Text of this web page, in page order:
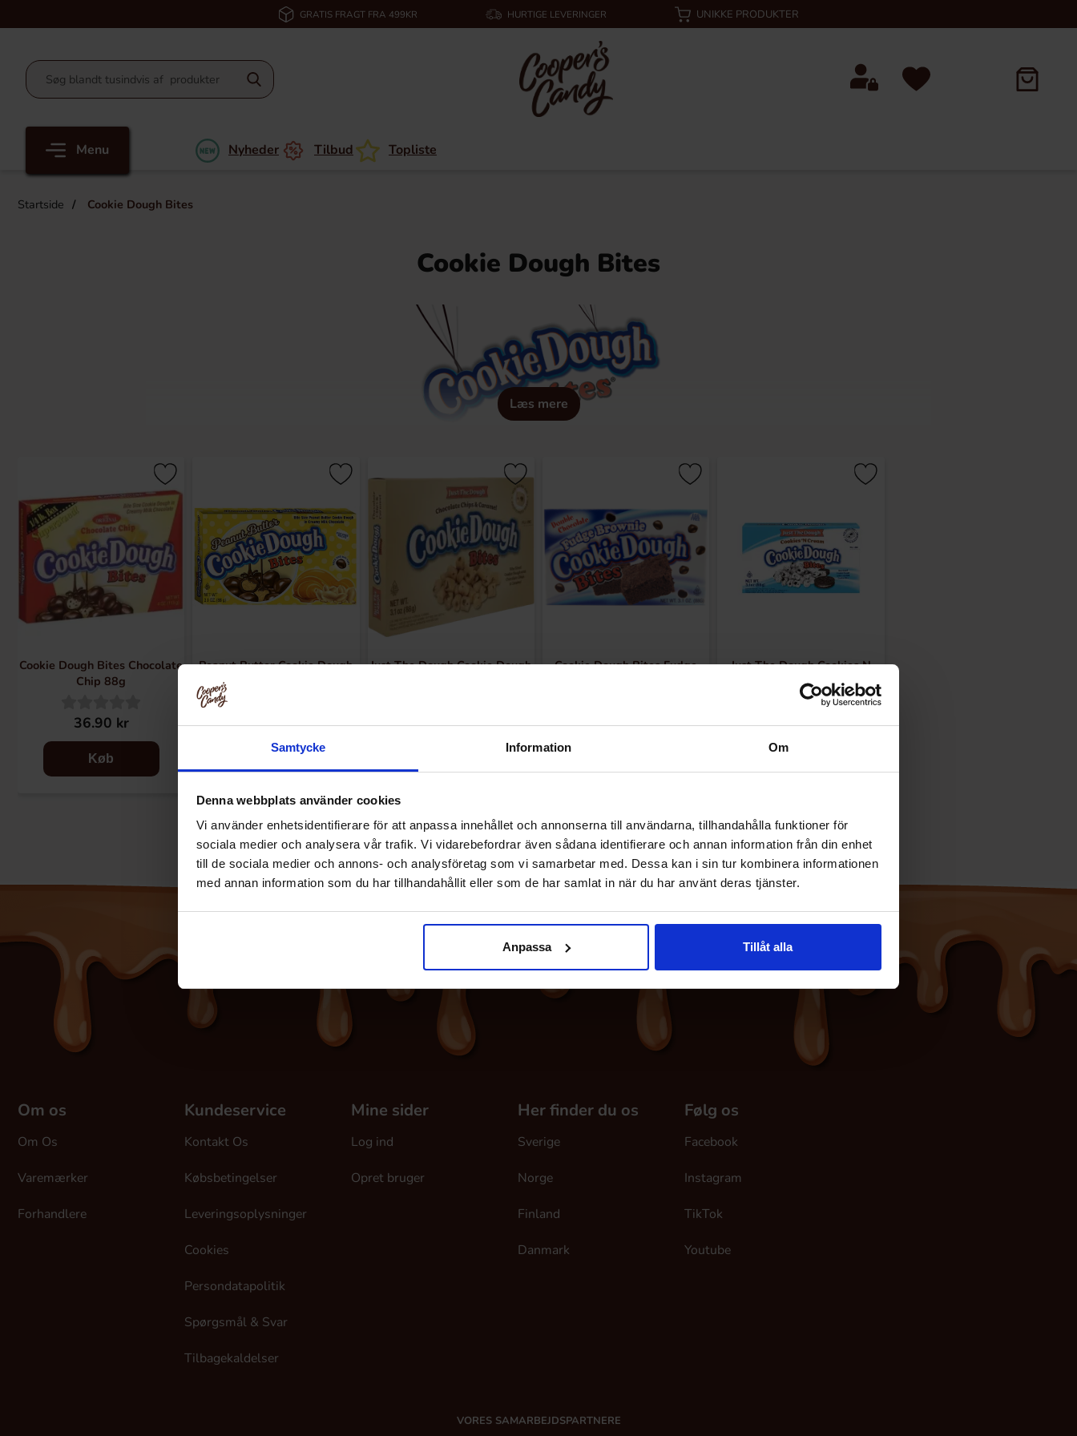
Samtycke Information Om
Denna webbplats använder cookies
Vi använder enhetsidentifierare för att anpassa innehållet och annonserna till användarna, tillhandahålla funktioner för
sociala medier och analysera vår trafik. Vi vidarebefordrar även sådana identifierare och annan information från din enhet
till de sociala medier och annons- och analysföretag som vi samarbetar med. Dessa kan i sin tur kombinera informationen
med annan information som du har tillhandahållit eller som de har samlat in när du har använt deras tjänster.
Anpassa Tillåt alla
GRATIS FRAGT FRA 499KR HURTIGE LEVERINGER UNIKKE PRODUKTER
Menu Nyheder Tilbud Topliste
Startside Cookie Dough Bites
Cookie Dough Bites
Læs mere
Cookie Dough Bites Chocolate
Chip 88g
36.90 kr
Køb
Peanut Butter Cookie Dough
28.90 kr
Just The Dough Cookie Dough
29.90 kr
Cookie Dough Bites Fudge
29.90 kr
Just The Dough Cookies N
Cream Cookie Dough Bites
88g
29.90 kr
Om os
Om Os
Varemærker
Forhandlere
Kundeservice
Kontakt Os
Købsbetingelser
Leveringsoplysninger
Cookies
Persondatapolitik
Spørgsmål & Svar
Tilbagekaldelser
Mine sider
Log ind
Opret bruger
Her finder du os
Sverige
Norge
Finland
Danmark
Følg os
Facebook
Instagram
TikTok
Youtube
VORES SAMARBEJDSPARTNERE